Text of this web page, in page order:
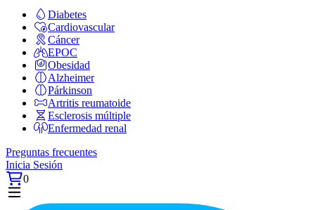
Diabetes
Cardiovascular
Cáncer
EPOC
Obesidad
Alzheimer
Párkinson
Artritis reumatoide
Esclerosis múltiple
Enfermedad renal
Preguntas frecuentes
Inicia Sesión
0